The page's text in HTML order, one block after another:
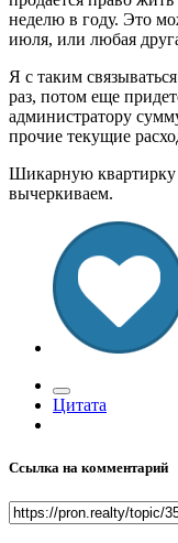
неделю в году. Это
июля, или любая
Я с таким
раз, потом еще
администратору
прочие текущие
Шикарную квартирку
вычеркиваем.
Цитата
Ссылка на комментарий